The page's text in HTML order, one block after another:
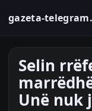
gazeta-
Selin
Unë nuk